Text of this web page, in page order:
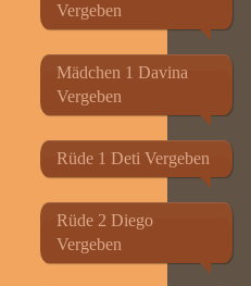
Vergeben
Mädchen 1 Davina
Vergeben
Rüde 1 Deti Vergeben
Rüde 2 Diego
Vergeben